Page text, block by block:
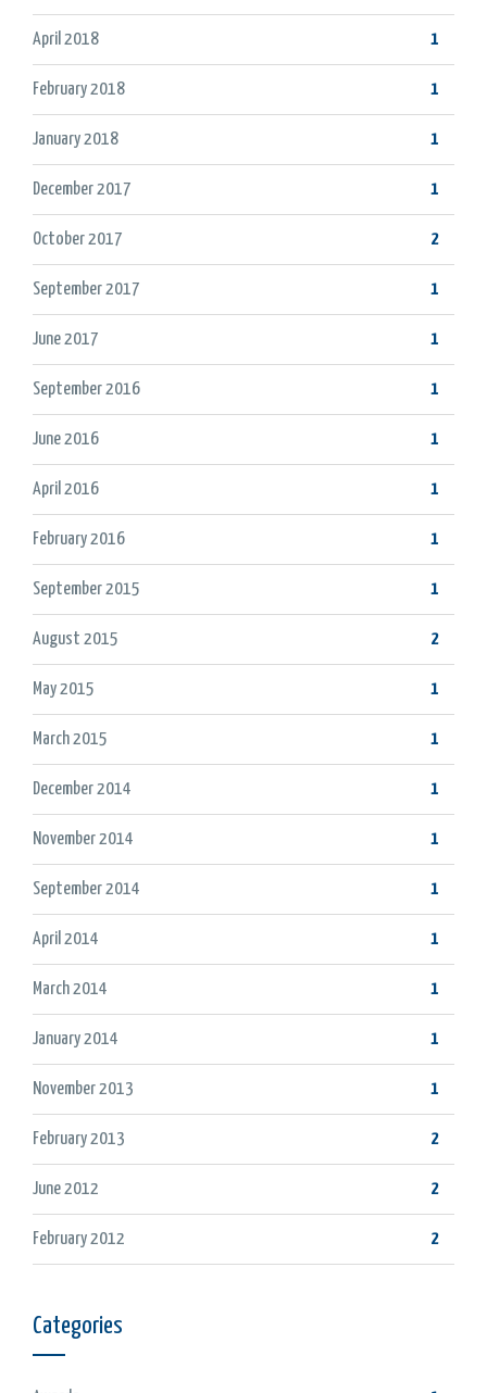
April 2018 1
February 2018 1
January 2018 1
December 2017 1
October 2017 2
September 2017 1
June 2017 1
September 2016 1
June 2016 1
April 2016 1
February 2016 1
September 2015 1
August 2015 2
May 2015 1
March 2015 1
December 2014 1
November 2014 1
September 2014 1
April 2014 1
March 2014 1
January 2014 1
November 2013 1
February 2013 2
June 2012 2
February 2012 2
Categories